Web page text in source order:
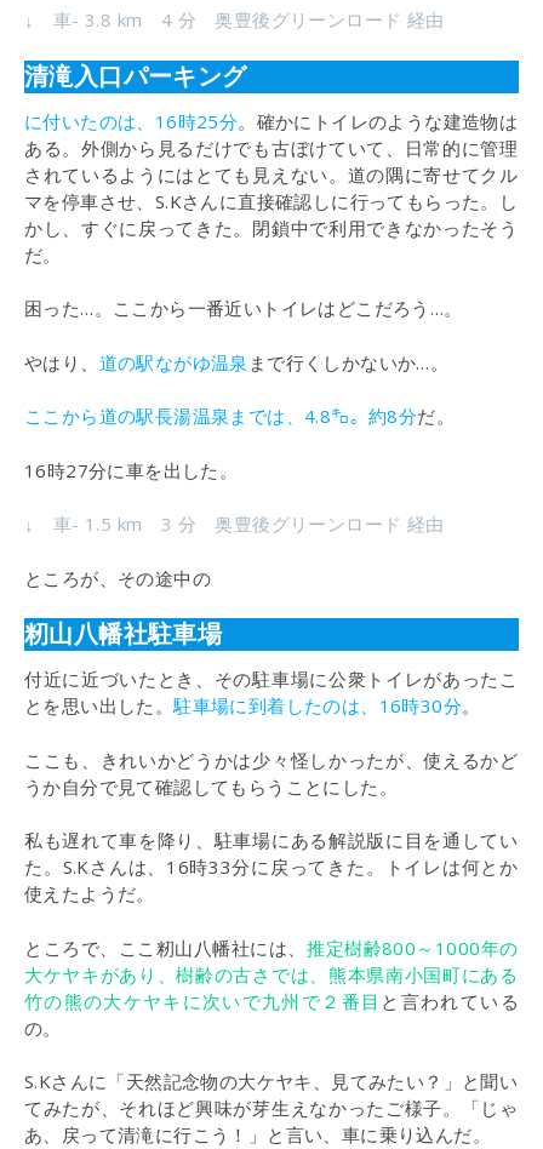
↓ 車- 3.8 km 4 分 奥豊後グリーンロード 経由
清滝入口パーキング
に付いたのは、16時25分。確かにトイレのような建造物は
ある。外側から見るだけでも古ぼけていて、日常的に管理
されているようにはとても見えない。道の隅に寄せてクル
マを停車させ、S.Kさんに直接確認しに行ってもらった。し
かし、すぐに戻ってきた。閉鎖中で利用できなかったそう
だ。
困った…。ここから一番近いトイレはどこだろう…。
やはり、 道の駅ながゆ温泉 まで行くしかないか…。
ここから道の駅長湯温泉までは、4.8㌔。約8分だ。
16時27分に車を出した。
↓ 車- 1.5 km 3 分 奥豊後グリーンロード 経由
ところが、その途中の
籾山八幡社駐車場
付近に近づいたとき、その駐車場に公衆トイレがあったこ
とを思い出した。駐車場に到着したのは、16時30分。
ここも、きれいかどうかは少々怪しかったが、使えるかど
うか自分で見て確認してもらうことにした。
私も遅れて車を降り、駐車場にある解説版に目を通してい
た。S.Kさんは、16時33分に戻ってきた。トイレは何とか
使えたようだ。
ところで、ここ籾山八幡社には、 推定樹齢800～1000年の
大ケヤキがあり、樹齢の古さでは、熊本県南小国町にある
竹の熊の大ケヤキに次いで九州で２番目 と言われている
の。
S.Kさんに「天然記念物の大ケヤキ、見てみたい？」と聞い
てみたが、それほど興味が芽生えなかったご様子。「じゃ
あ、戻って清滝に行こう！」と言い、車に乗り込んだ。